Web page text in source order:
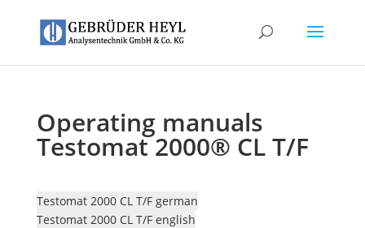
Operating manuals
Testomat 2000® CL T/F
Testomat 2000 CL T/F german
Testomat 2000 CL T/F english